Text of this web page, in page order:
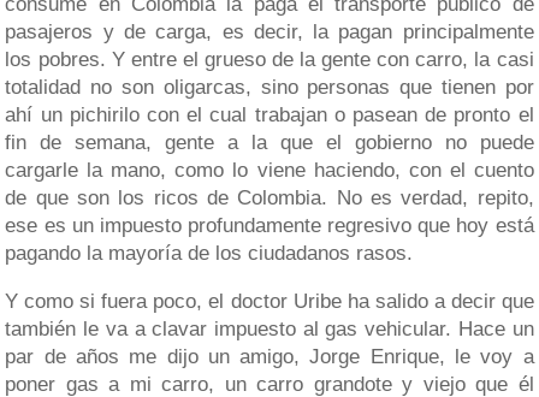
pasajeros y de carga, es decir, la pagan principalmente
los pobres. Y entre el grueso de la gente con carro, la casi
totalidad no son oligarcas, sino personas que tienen por
ahí un pichirilo con el cual trabajan o pasean de pronto el
fin de semana, gente a la que el gobierno no puede
cargarle la mano, como lo viene haciendo, con el cuento
de que son los ricos de Colombia. No es verdad, repito,
ese es un impuesto profundamente regresivo que hoy está
pagando la mayoría de los ciudadanos rasos.
Y como si fuera poco, el doctor Uribe ha salido a decir que
también le va a clavar impuesto al gas vehicular. Hace un
par de años me dijo un amigo, Jorge Enrique, le voy a
poner gas a mi carro, un carro grandote y viejo que él